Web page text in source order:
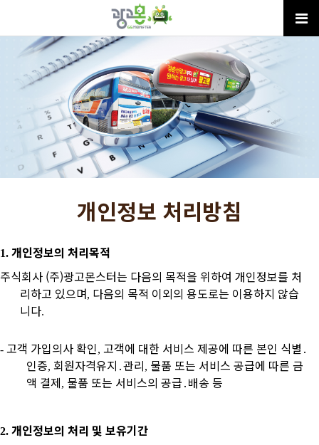
개인정보 처리방침
1. 개인정보의 처리목적
주식회사 (주)광고몬스터는 다음의 목적을 위하여 개인정보를 처
리하고 있으며, 다음의 목적 이외의 용도로는 이용하지 않습
니다.
- 고객 가입의사 확인, 고객에 대한 서비스 제공에 따른 본인 식별 ․
인증, 회원자격유지 ․관리, 물품 또는 서비스 공급에 따른 금
액 결제, 물품 또는 서비스의 공급․배송 등
2. 개인정보의 처리 및 보유기간